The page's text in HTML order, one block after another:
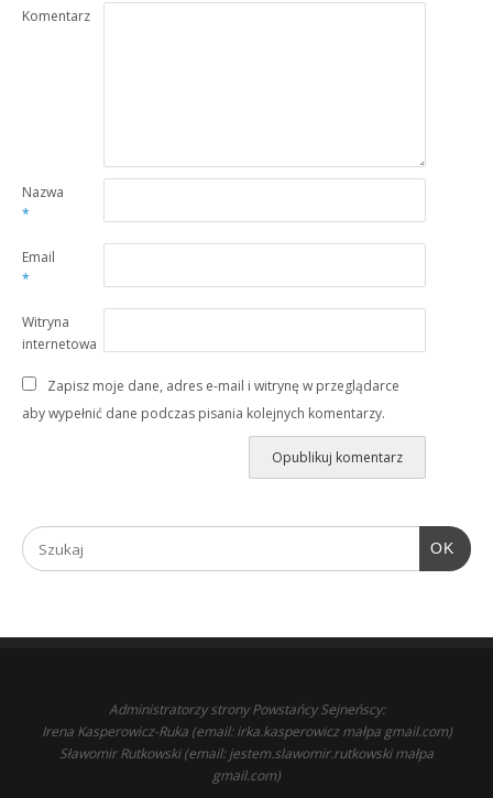
Komentarz
Nazwa
*
Email
*
Witryna
internetowa
Zapisz moje dane, adres e-mail i witrynę w przeglądarce
aby wypełnić dane podczas pisania kolejnych komentarzy.
OK
Administratorzy strony Powstańcy Sejneńscy:
Irena Kasperowicz-Ruka (email: irka.kasperowicz małpa gmail.com)
Sławomir Rutkowski (email: jestem.slawomir.rutkowski małpa
gmail.com)